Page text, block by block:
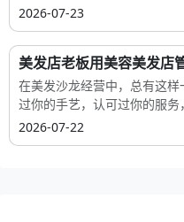
2026-07-23
美发店老板用美容美发店
在美发沙龙经营中，总有这
过你的手艺，认可过你的服务
2026-07-22